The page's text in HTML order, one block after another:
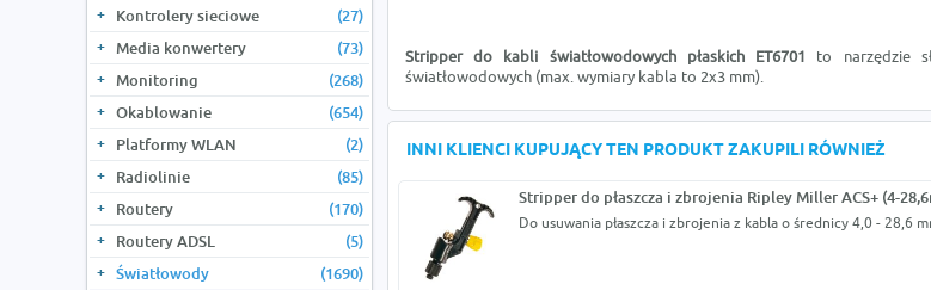
Kontrolery sieciowe
(27)
Media konwertery
(73)
Monitoring
(268)
Okablowanie
(654)
Platformy WLAN
(2)
Radiolinie
(85)
Routery
(170)
Routery ADSL
(5)
Światłowody
(1690)
Stripper do kabli światłowodowych płaskich ET6701 to narzędzie
światłowodowych (max. wymiary kabla to 2x3 mm).
INNI KLIENCI KUPUJĄCY TEN PRODUKT ZAKUPILI RÓWNIEŻ
Stripper do płaszcza i zbrojenia Ripley Miller ACS+ (4-
Do usuwania płaszcza i zbrojenia z kabla o średnicy 4,0 - 28,6